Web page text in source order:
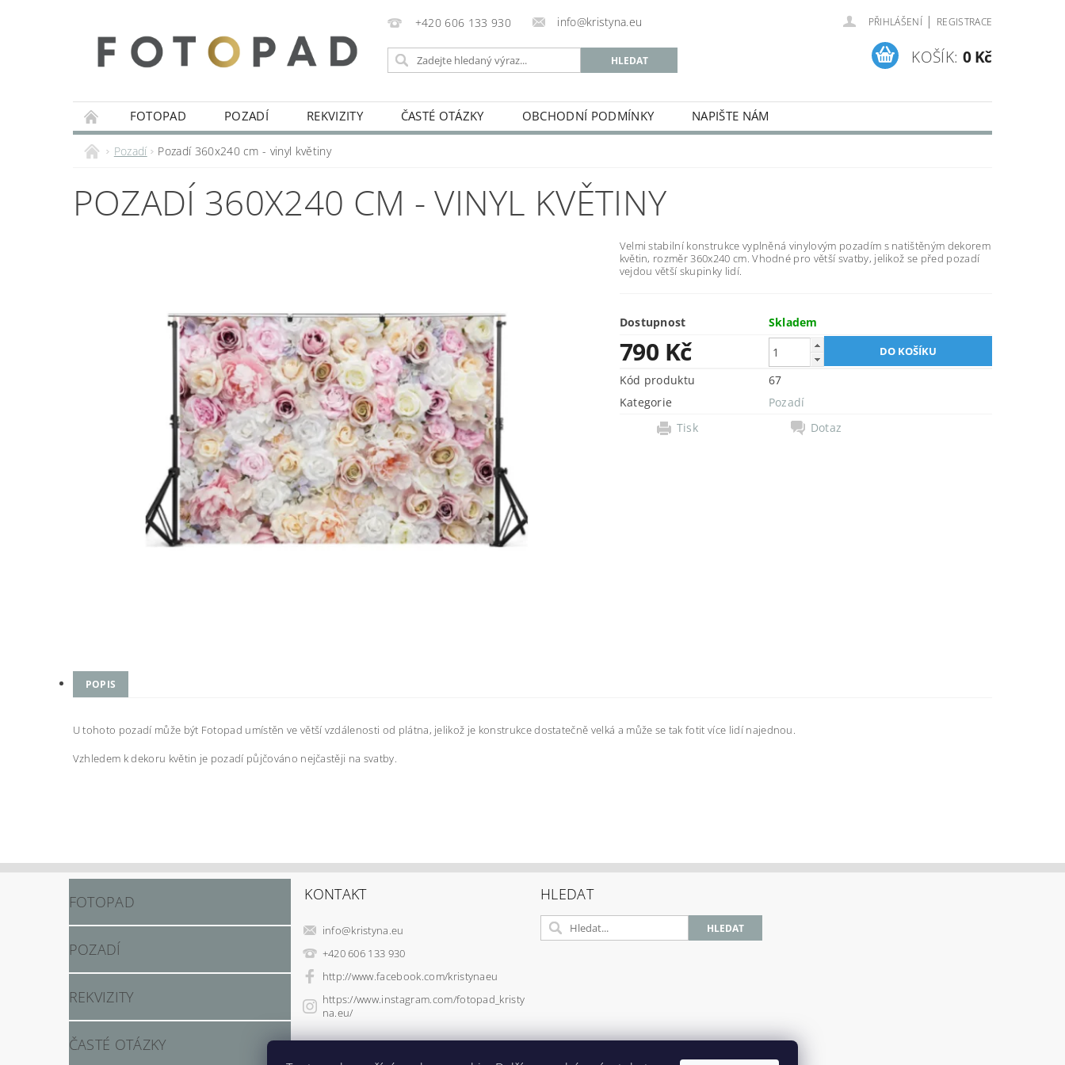
+420 606 133 930 info@kristyna.eu PŘIHLÁŠENÍ | REGISTRACE
KOŠÍK: 0 Kč
FOTOPAD POZADÍ REKVIZITY ČASTÉ OTÁZKY OBCHODNÍ PODMÍNKY NAPIŠTE NÁM
Pozadí Pozadí 360x240 cm - vinyl květiny
POZADÍ 360X240 CM - VINYL KVĚTINY
Velmi stabilní konstrukce vyplněná vinylovým pozadím s natištěným dekorem
květin, rozměr 360x240 cm. Vhodné pro větší svatby, jelikož se před pozadí
vejdou větší skupinky lidí.
Dostupnost Skladem
790 Kč
Kód produktu
67
Kategorie
Pozadí
Tisk
Dotaz
POPIS
U tohoto pozadí může být Fotopad umístěn ve větší vzdálenosti od plátna, jelikož je konstrukce dostatečně velká a může se tak fotit více lidí najednou.
Vzhledem k dekoru květin je pozadí půjčováno nejčastěji na svatby.
FOTOPAD
POZADÍ
REKVIZITY
ČASTÉ OTÁZKY
KONTAKT
info@kristyna.eu
+420 606 133 930
http://www.facebook.com/kristynaeu
https://www.instagram.com/fotopad_kristy
na.eu/
HLEDAT